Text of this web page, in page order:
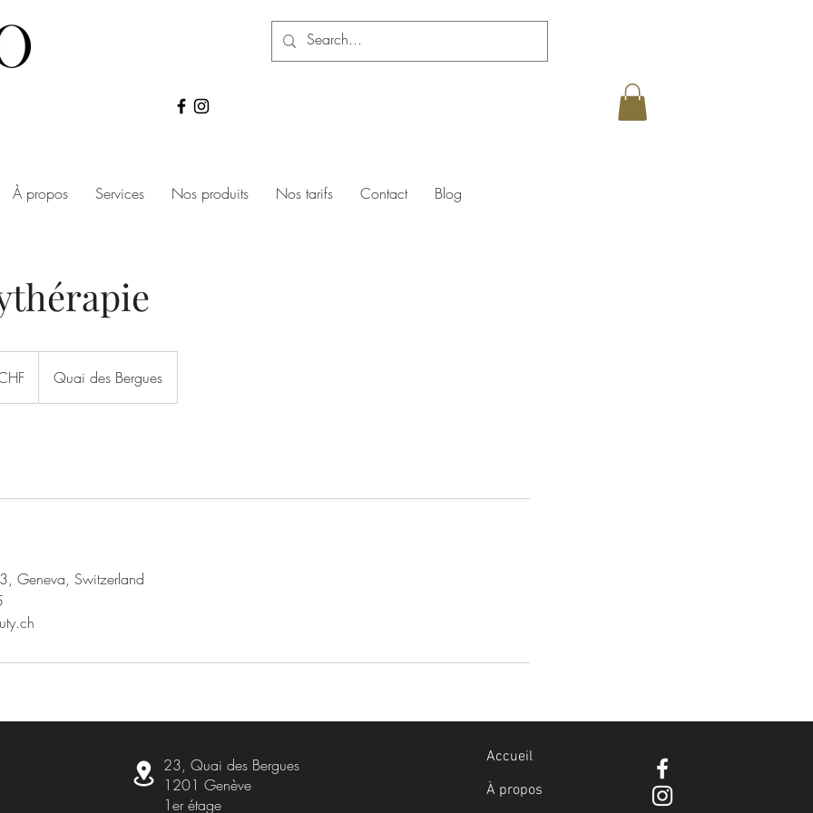
À propos Services Nos produits Nos tarifs Contact Blog
Quai des Bergues
Geneva, Switzerland
23, Quai des Bergues
1201 Genève
1er étage
Accueil
À propos